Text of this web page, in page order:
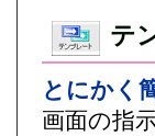
テ
とにかく
画面の指